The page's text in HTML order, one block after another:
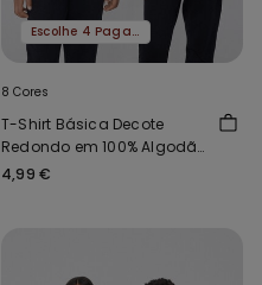
Escolhe 4 Paga 3
8 Cores
T-Shirt Básica Decote
Redondo em 100% Algodão
Criança Unissexo
4,99 €